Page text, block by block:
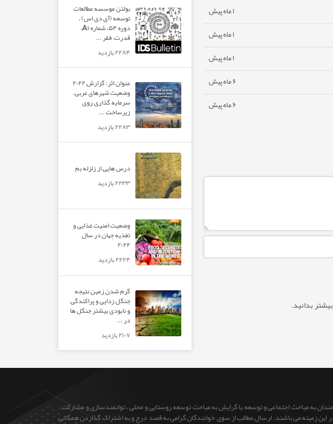
۱ ماه پیش
۱ ماه پیش
۱ ماه پیش
۶ ماه پیش
۶ ماه پیش
بدانید.
بولتن موسسه مطالعات
توسعه (آی دی اس) ،
دوره ۵۴، شماره A۱،
قدرت، فقر ...
۲۲۸۴ بازدید
عنوان اثر: گزارش ۲۰۲۲
وضعیت شهرهای عربی.
سرمایه گذاری روی
زیرساخت ...
۲۲۸۳ بازدید
درس هایی از زلزله بم
۲۲۳۳ بازدید
وضعیت امنیت غذایی و
تغذیه جهان در سال
۲۰۲۲
۲۲۲۴ بازدید
گرم شدن زمین نتیجه
جنگل زدایی و پراکندگی
و نابودی بیشتر جنگل ها
در ...
۲۱۰۷ بازدید
به مباحث اجتماعی و توسعه با گرایش به مباحث توسعه روستایی و محلی ، توانمندسازی و مشارکت ،
در این زمینه می باشند. ارسال مطالب از سوی خوانندگان گرامی به قصد درج و به اشتراک گذاردن همگانی